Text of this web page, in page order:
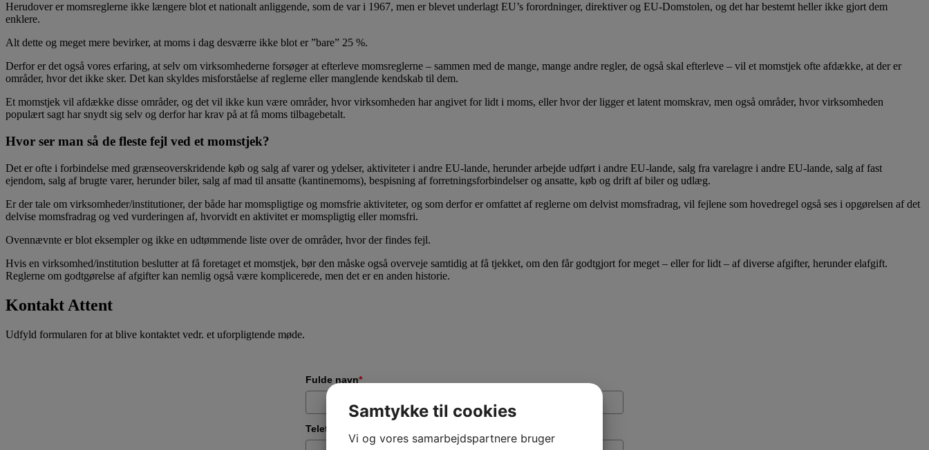
Herudover er momsreglerne ikke længere blot et nationalt anliggende, som de var i 1967, men er blevet underlagt EU’s forordninger, direktiver og EU-Domstolen, og det har bestemt heller ikke gjort dem
enklere.
Alt dette og meget mere bevirker, at moms i dag desværre ikke blot er ”bare” 25 %.
Derfor er det også vores erfaring, at selv om virksomhederne forsøger at efterleve momsreglerne – sammen med de mange, mange andre regler, de også skal efterleve – vil et momstjek ofte afdække, at der er
områder, hvor det ikke sker. Det kan skyldes misforståelse af reglerne eller manglende kendskab til dem.
Et momstjek vil afdække disse områder, og det vil ikke kun være områder, hvor virksomheden har angivet for lidt i moms, eller hvor der ligger et latent momskrav, men også områder, hvor virksomheden
populært sagt har snydt sig selv og derfor har krav på at få moms tilbagebetalt.
Hvor ser man så de fleste fejl ved et momstjek?
Det er ofte i forbindelse med grænseoverskridende køb og salg af varer og ydelser, aktiviteter i andre EU-lande, herunder arbejde udført i andre EU-lande, salg fra varelagre i andre EU-lande, salg af fast
ejendom, salg af brugte varer, herunder biler, salg af mad til ansatte (kantinemoms), bespisning af forretningsforbindelser og ansatte, køb og drift af biler og udlæg.
Er der tale om virksomheder/institutioner, der både har momspligtige og momsfrie aktiviteter, og som derfor er omfattet af reglerne om delvist momsfradrag, vil fejlene som hovedregel også ses i opgørelsen af det
delvise momsfradrag og ved vurderingen af, hvorvidt en aktivitet er momspligtig eller momsfri.
Ovennævnte er blot eksempler og ikke en udtømmende liste over de områder, hvor der findes fejl.
Hvis en virksomhed/institution beslutter at få foretaget et momstjek, bør den måske også overveje samtidig at få tjekket, om den får godtgjort for meget – eller for lidt – af diverse afgifter, herunder elafgift.
Reglerne om godtgørelse af afgifter kan nemlig også være komplicerede, men det er en anden historie.
Kontakt Attent
Udfyld formularen for at blive kontaktet vedr. et uforpligtende møde.
Fulde navn*
Telefonnummer
Samtykke til cookies
Vi og vores samarbejdspartnere bruger